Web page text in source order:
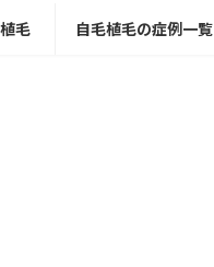
毛 自毛植毛の症例一覧